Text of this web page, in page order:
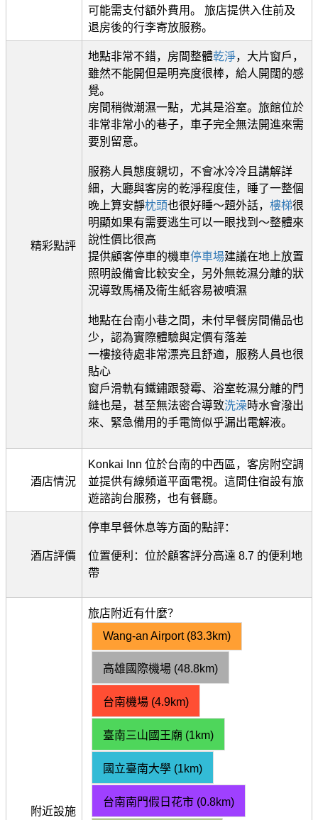
可能需支付額外費用。 旅店提供入住前及
退房後的行李寄放服務。
精彩點評
地點非常不錯，房間整體乾淨，大片窗戶，
雖然不能開但是明亮度很棒，給人開闊的感
覺。
房間稍微潮濕一點，尤其是浴室。旅館位於
非常非常小的巷子，車子完全無法開進來需
要別留意。
服務人員態度親切，不會冰冷冷且講解詳
細，大廳與客房的乾淨程度佳，睡了一整個
晚上算安靜枕頭也很好睡～題外話， 樓梯很
明顯如果有需要逃生可以一眼找到～整體來
說性價比很高
提供顧客停車的機車停車場建議在地上放置
照明設備會比較安全，另外無乾濕分離的狀
況導致馬桶及衛生紙容易被噴濕
地點在台南小巷之間，未付早餐房間備品也
少，認為實際體驗與定價有落差
一樓接待處非常漂亮且舒適，服務人員也很
貼心
窗戶滑軌有鐵鏽跟發霉、浴室乾濕分離的門
縫也是，甚至無法密合導致洗澡時水會潑出
來、緊急備用的手電筒似乎漏出電解液。
酒店情況
Konkai Inn 位於台南的中西區，客房附空調
並提供有線頻道平面電視。這間住宿設有旅
遊諮詢台服務，也有餐廳。
酒店評價
停車早餐休息等方面的點評：
位置便利：位於顧客評分高達 8.7 的便利地
帶
附近設施
旅店附近有什麼？
Wang-an Airport (83.3km)
高雄國際機場 (48.8km)
台南機場 (4.9km)
臺南三山國王廟 (1km)
國立臺南大學 (1km)
台南南門假日花市 (0.8km)